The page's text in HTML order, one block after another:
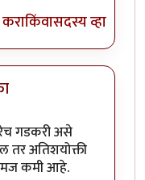
किंवासदस्य व्हा
गडकरी असे
तर अतिशयोक्ती
कमी आहे.